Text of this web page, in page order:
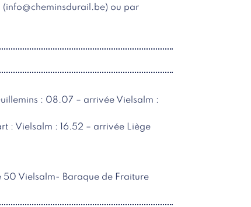
ou par
: 08.07 – arrivée Vielsalm :
: Vielsalm : 16.52 – arrivée Liège
50 Vielsalm- Baraque de Fraiture